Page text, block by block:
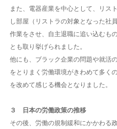
また、電器産業を中心として、リス
し部屋（リストラの対象となった社
作業をさせ、自主退職に追い込むも
とも取り挙げられました。
他にも、ブラック企業の問題や就活
をとりまく労働環境がきわめて多く
を改めて感じる機会となりました。
３ 日本の労働政策の推移
その後、労働の規制緩和にかかわる